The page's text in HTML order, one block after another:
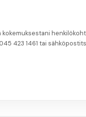
kokemuksestani
423 1461 tai